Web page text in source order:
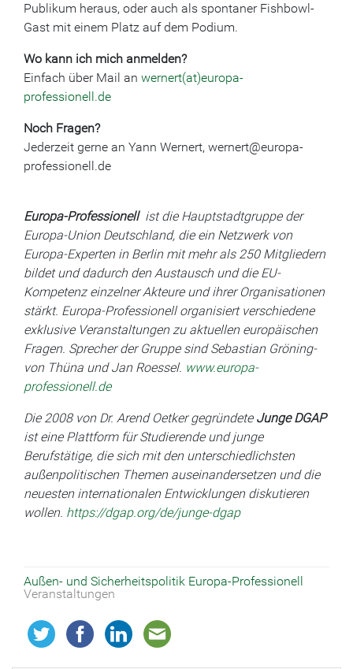
Publikum heraus, oder auch als spontaner Fishbowl-
Gast mit einem Platz auf dem Podium.
Wo kann ich mich anmelden?
Einfach über Mail an wernert(at)europa-
professionell.de
Noch Fragen?
Jederzeit gerne an Yann Wernert, wernert@europa-
professionell.de
Europa-Professionellist die Hauptstadtgruppe der
Europa-Union Deutschland, die ein Netzwerk von
Europa-Experten in Berlin mit mehr als 250 Mitgliedern
bildet und dadurch den Austausch und die EU-
Kompetenz einzelner Akteure und ihrer Organisationen
stärkt. Europa-Professionell organisiert verschiedene
exklusive Veranstaltungen zu aktuellen europäischen
Fragen. Sprecher der Gruppe sind Sebastian Gröning-
von Thüna und Jan Roessel. www.europa-
professionell.de
Die 2008 von Dr. Arend Oetker gegründete Junge DGAP
ist eine Plattform für Studierende und junge
Berufstätige, die sich mit den unterschiedlichsten
außenpolitischen Themen auseinandersetzen und die
neuesten internationalen Entwicklungen diskutieren
wollen. https://dgap.org/de/junge-dgap
Außen- und Sicherheitspolitik Europa-Professionell
Veranstaltungen